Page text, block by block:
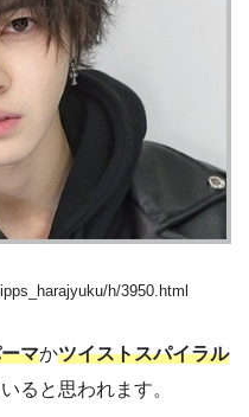
h/3950.html
マかツイストスパイラル
ると思われます。